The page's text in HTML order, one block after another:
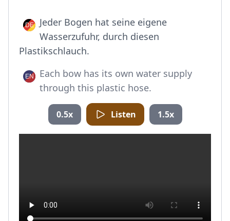
Jeder Bogen hat seine eigene
Wasserzufuhr, durch diesen
Plastikschlauch.
Each bow has its own water supply
through this plastic hose.
0.5x Listen 1.5x